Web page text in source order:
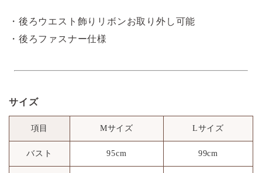
・後ろウエスト飾りリボンお取り外し可能
・後ろファスナー仕様
サイズ
項目 Mサイズ Lサイズ
バスト 95cm 99cm